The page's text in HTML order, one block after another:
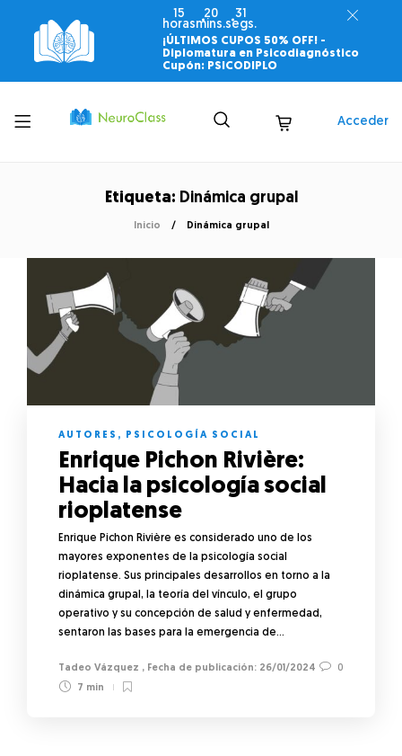
15
horas
20
mins.
30
segs.
¡ÚLTIMOS CUPOS 50% OFF! -
Diplomatura en Psicodiagnóstico
Cupón: PSICODIPLO
Toggle
menu
Acceder
Etiqueta: Dinámica grupal
Inicio Dinámica grupal
AUTORES , PSICOLOGÍA SOCIAL
Enrique Pichon Rivière:
Hacia la psicología social
rioplatense
Enrique Pichon Rivière es considerado uno de los
mayores exponentes de la psicología social
rioplatense. Sus principales desarrollos en torno a la
dinámica grupal, la teoría del vínculo, el grupo
operativo y su concepción de salud y enfermedad,
sentaron las bases para la emergencia de…
Tadeo Vázquez , 26/01/2024
0
7 min